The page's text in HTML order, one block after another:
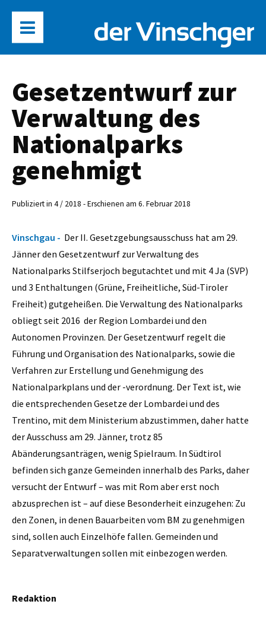
Gesetzentwurf zur
Verwaltung des
Nationalparks
genehmigt
Publiziert in 4 / 2018 - Erschienen am 6. Februar 2018
Vinschgau - Der II. Gesetzgebungsausschuss hat am 29.
Jänner den Gesetzentwurf zur Verwaltung des
Nationalparks Stilfserjoch begutachtet und mit 4 Ja (SVP)
und 3 Enthaltungen (Grüne, Freiheitliche, Süd-Tiroler
Freiheit) gutgeheißen. Die Verwaltung des Nationalparks
obliegt seit 2016 der Region Lombardei und den
Autonomen Provinzen. Der Gesetzentwurf regelt die
Führung und Organisation des Nationalparks, sowie die
Verfahren zur Erstellung und Genehmigung des
Nationalparkplans und der -verordnung. Der Text ist, wie
die entsprechenden Gesetze der Lombardei und des
Trentino, mit dem Ministerium abzustimmen, daher hatte
der Ausschuss am 29. Jänner, trotz 85
Abänderungsanträgen, wenig Spielraum. In Südtirol
befinden sich ganze Gemeinden innerhalb des Parks, daher
versucht der Entwurf – was mit Rom aber erst noch
abzusprechen ist – auf diese Besonderheit einzugehen: Zu
den Zonen, in denen Bauarbeiten vom BM zu genehmigen
sind, sollen auch Einzelhöfe fallen. Gemeinden und
Separatverwaltungen sollen mit einbezogen werden.
Redaktion